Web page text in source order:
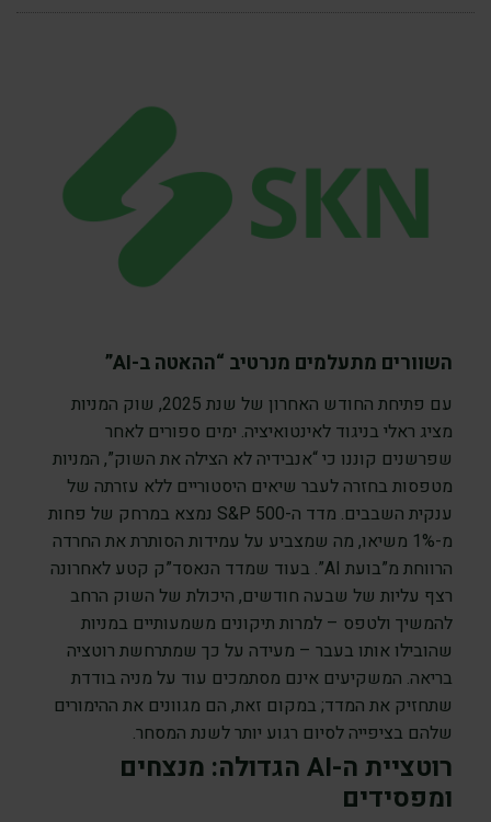
השוורים מתעלמים מנרטיב “ההאטה ב-AI”
עם פתיחת החודש האחרון של שנת 2025, שוק המניות
מציג ראלי בניגוד לאינטואיציה. ימים ספורים לאחר
שפרשנים קוננו כי “אנבידיה לא הצילה את השוק”, המניות
מטפסות בחזרה לעבר שיאים היסטוריים ללא עזרתה של
ענקית השבבים. מדד ה-S&P 500 נמצא במרחק של פחות
מ-1% משיאו, מה שמצביע על עמידות הסותרת את החרדה
הרווחת מ”בועת AI”. בעוד שמדד הנאסד”ק קטע לאחרונה
רצף עליות של שבעה חודשים, היכולת של השוק הרחב
להמשיך ולטפס – למרות תיקונים משמעותיים במניות
שהובילו אותו בעבר – מעידה על כך שמתרחשת רוטציה
בריאה. המשקיעים אינם מסתמכים עוד על מניה בודדת
שתחזיק את המדד; במקום זאת, הם מגוונים את ההימורים
שלהם בציפייה לסיום רגוע יותר לשנת המסחר.
רוטציית ה-AI הגדולה: מנצחים
ומפסידים